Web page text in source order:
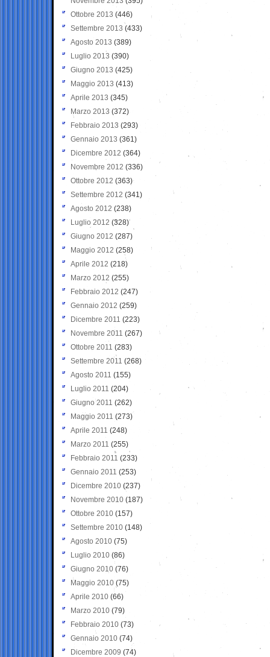
Ottobre 2013 (446)
Settembre 2013 (433)
Agosto 2013 (389)
Luglio 2013 (390)
Giugno 2013 (425)
Maggio 2013 (413)
Aprile 2013 (345)
Marzo 2013 (372)
Febbraio 2013 (293)
Gennaio 2013 (361)
Dicembre 2012 (364)
Novembre 2012 (336)
Ottobre 2012 (363)
Settembre 2012 (341)
Agosto 2012 (238)
Luglio 2012 (328)
Giugno 2012 (287)
Maggio 2012 (258)
Aprile 2012 (218)
Marzo 2012 (255)
Febbraio 2012 (247)
Gennaio 2012 (259)
Dicembre 2011 (223)
Novembre 2011 (267)
Ottobre 2011 (283)
Settembre 2011 (268)
Agosto 2011 (155)
Luglio 2011 (204)
Giugno 2011 (262)
Maggio 2011 (273)
Aprile 2011 (248)
Marzo 2011 (255)
Febbraio 2011 (233)
Gennaio 2011 (253)
Dicembre 2010 (237)
Novembre 2010 (187)
Ottobre 2010 (157)
Settembre 2010 (148)
Agosto 2010 (75)
Luglio 2010 (86)
Giugno 2010 (76)
Maggio 2010 (75)
Aprile 2010 (66)
Marzo 2010 (79)
Febbraio 2010 (73)
Gennaio 2010 (74)
Dicembre 2009 (74)